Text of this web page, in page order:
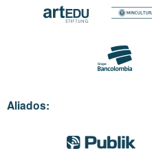
Aliados: